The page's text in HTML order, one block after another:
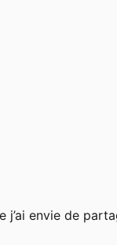
envie de